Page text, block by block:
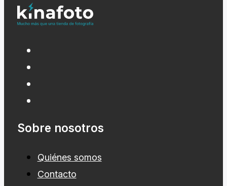
Sobre nosotros
Quiénes somos
Contacto